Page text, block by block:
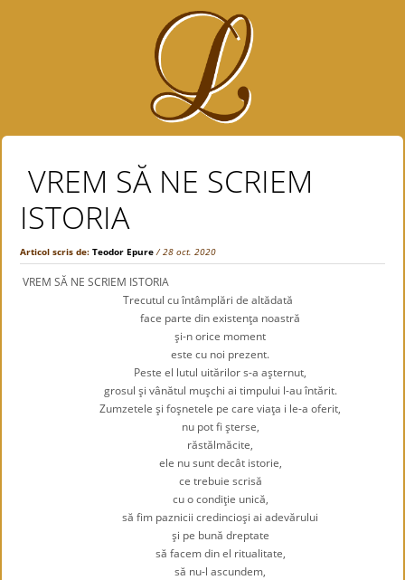
VREM SĂ NE SCRIEM
ISTORIA
Articol scris de:Teodor Epure / 28 oct. 2020
VREM SĂ NE SCRIEM ISTORIA
Trecutul cu întâmplări de altădată
face parte din existenţa noastră
şi-n orice moment
este cu noi prezent.
Peste el lutul uitărilor s-a aşternut,
grosul şi vânătul muşchi ai timpului l-au întărit.
Zumzetele şi foşnetele pe care viaţa i le-a oferit,
nu pot fi şterse,
răstălmăcite,
ele nu sunt decât istorie,
ce trebuie scrisă
cu o condiţie unică,
să fim paznicii credincioşi ai adevărului
şi pe bună dreptate
să facem din el ritualitate,
să nu-l ascundem,